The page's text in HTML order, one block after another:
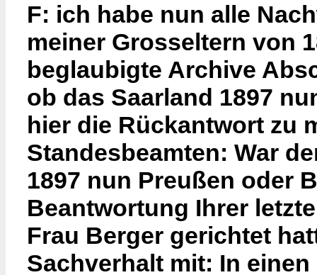
F: ich habe nun alle
meiner Grosseltern von
beglaubigte Archive
ob das Saarland 1897
hier die Rückantwort zu
Standesbeamten: War
1897 nun Preußen oder
Beantwortung Ihrer
Frau Berger gerichtet
Sachverhalt mit: In